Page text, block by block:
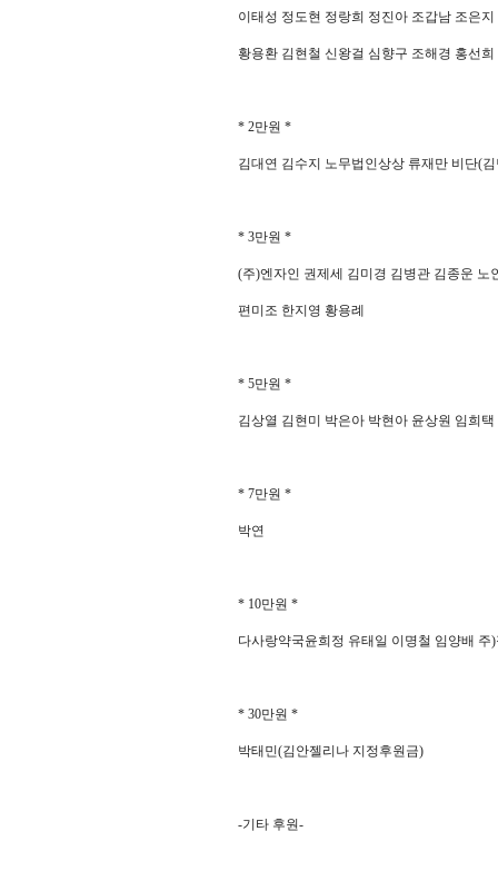
이태성 정도현 정랑희 정진아 조갑남 조은
황용환 김현철 신왕걸 심향구 조해경 홍선희
* 2만원 *
김대연 김수지 노무법인상상 류재만 비단(
* 3만원 *
(주)엔자인 권제세 김미경 김병관 김종운 노
편미조 한지영 황용례
* 5만원 *
김상열 김현미 박은아 박현아 윤상원 임희
* 7만원 *
박연
* 10만원 *
다사랑약국윤희정 유태일 이명철 임양배 주)
* 30만원 *
박태민(김안젤리나 지정후원금)
-기타 후원-